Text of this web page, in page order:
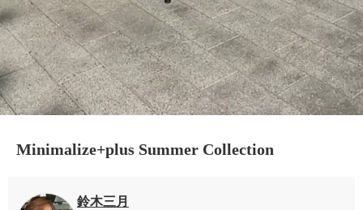
Minimalize+plus Summer Collection
鈴木三月